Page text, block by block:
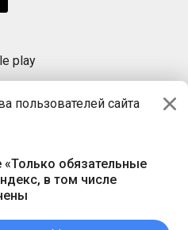
пользователей сайта
обязательные
в том числе
play
БАЙ»
г. Минск, пр-т Независимости